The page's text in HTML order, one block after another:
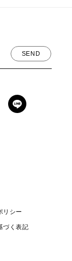
リシー
づく表記
SEND